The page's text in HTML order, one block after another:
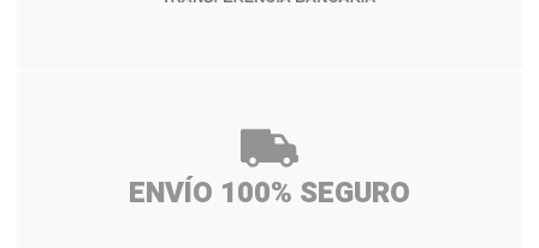
ENVÍO 100% SEGURO